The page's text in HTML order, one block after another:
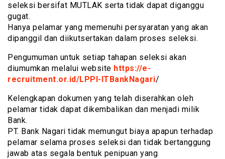
seleksi bersifat MUTLAK serta tidak dapat diganggu
gugat.
Hanya pelamar yang memenuhi persyaratan yang akan
dipanggil dan diikutsertakan dalam proses seleksi.
Pengumuman untuk setiap tahapan seleksi akan
diumumkan melalui website https://e-
recruitment.or.id/LPPI-ITBankNagari/
Kelengkapan dokumen yang telah diserahkan oleh
pelamar tidak dapat dikembalikan dan menjadi milik
Bank.
PT. Bank Nagari tidak memungut biaya apapun terhadap
pelamar selama proses seleksi dan tidak bertanggung
jawab atas segala bentuk penipuan yang